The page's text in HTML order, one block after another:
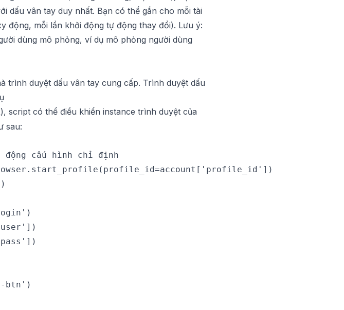
dấu vân tay duy nhất. Bạn có thể gắn cho mỗi tài
động, mỗi lần khởi động tự động thay đổi). Lưu ý:
dùng mô phỏng, ví dụ mô phỏng người dùng
trình duyệt dấu vân tay cung cấp. Trình duyệt dấu
), script có thể điều khiển instance trình duyệt của
sau:
động cấu hình chỉ định
btn')